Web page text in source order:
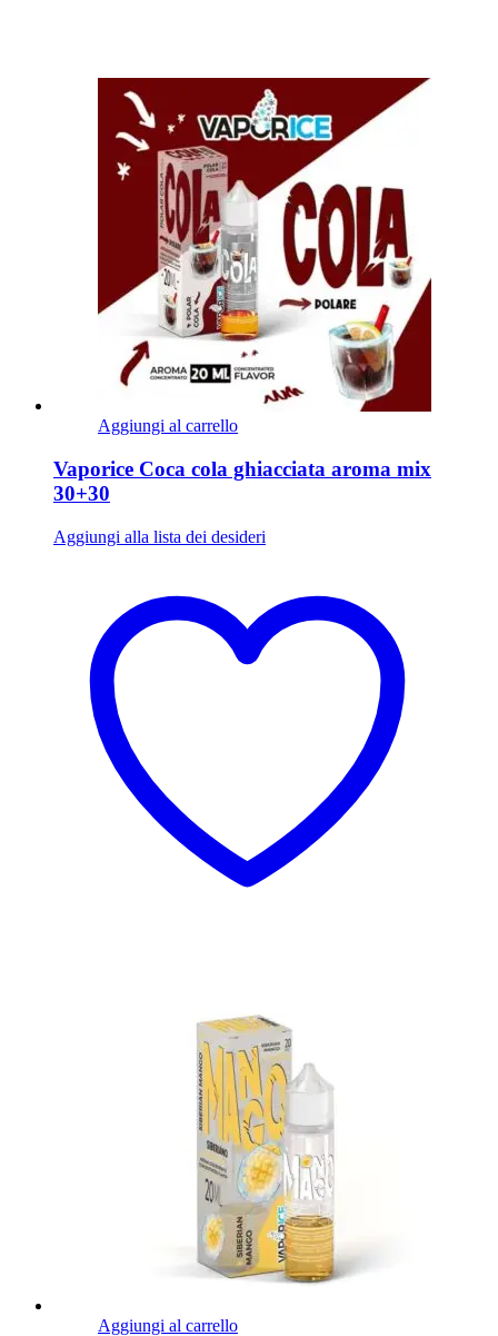
Aggiungi al carrello
Vaporice Coca cola ghiacciata aroma mix
30+30
Aggiungi alla lista dei desideri
Aggiungi al carrello